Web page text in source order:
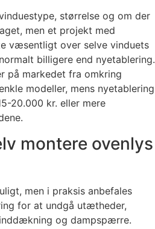
størrelse og om der
men et projekt med
væsentligt over selve vinduets
billigere end nyetablering.
på markedet fra omkring
modeller, mens nyetablering
20.000 kr. eller mere
montere ovenlys
men i praksis anbefales
for at undgå utætheder,
og dampspærre.